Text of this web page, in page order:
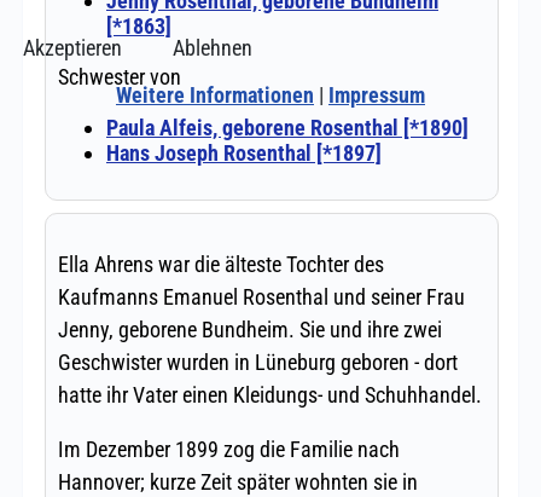
Akzeptieren
Ablehnen
Weitere Informationen | Impressum